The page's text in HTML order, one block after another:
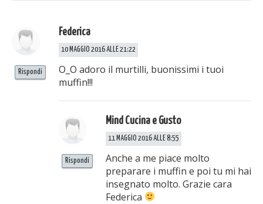
Federica
10 MAGGIO 2016 ALLE 21:22
O_O adoro il murtilli, buonissimi i tuoi
muffin!!!
Rispondi
Mind Cucina e Gusto
11 MAGGIO 2016 ALLE 8:55
Anche a me piace molto
preparare i muffin e poi tu mi hai
insegnato molto. Grazie cara
Federica
Rispondi